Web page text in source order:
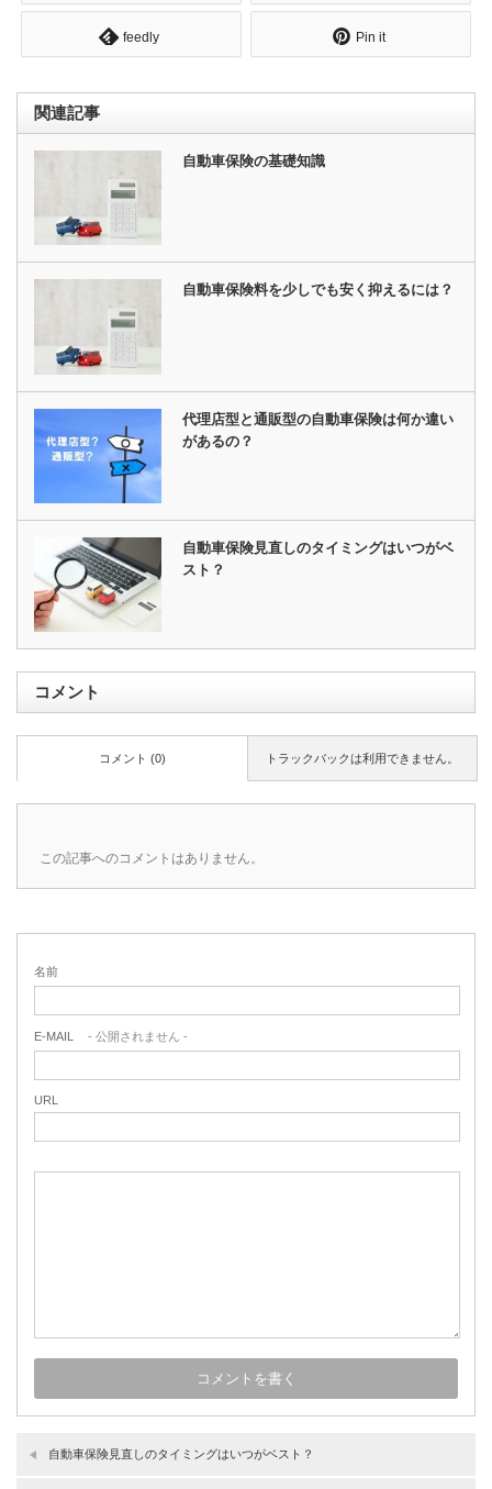
feedly Pin it
関連記事
自動車保険の基礎知識
自動車保険料を少しでも安く抑えるには？
代理店型と通販型の自動車保険は何か違い
があるの？
自動車保険見直しのタイミングはいつがベ
スト？
コメント
トラックバックは利用できません。
コメント (0)
この記事へのコメントはありません。
名前
E-MAIL - 公開されません -
URL
自動車保険見直しのタイミングはいつがベスト？